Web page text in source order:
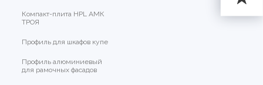
Компакт-плита HPL АМК
ТРОЯ
Профиль для шкафов купе
Профиль алюминиевый
для рамочных фасадов